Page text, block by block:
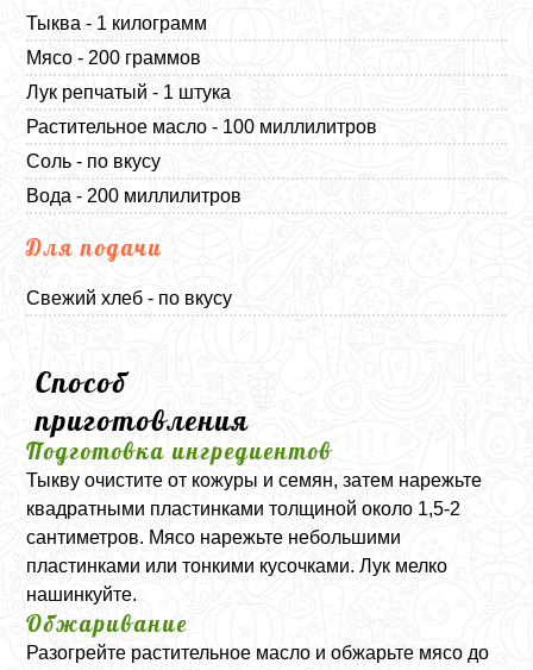
Тыква - 1 килограмм
Мясо - 200 граммов
Лук репчатый - 1 штука
Растительное масло - 100 миллилитров
Соль - по вкусу
Вода - 200 миллилитров
Для подачи
Свежий хлеб - по вкусу
Способ
приготовления
Подготовка ингредиентов
Тыкву очистите от кожуры и семян, затем нарежьте
квадратными пластинками толщиной около 1,5-2
сантиметров. Мясо нарежьте небольшими
пластинками или тонкими кусочками. Лук мелко
нашинкуйте.
Обжаривание
Разогрейте растительное масло и обжарьте мясо до